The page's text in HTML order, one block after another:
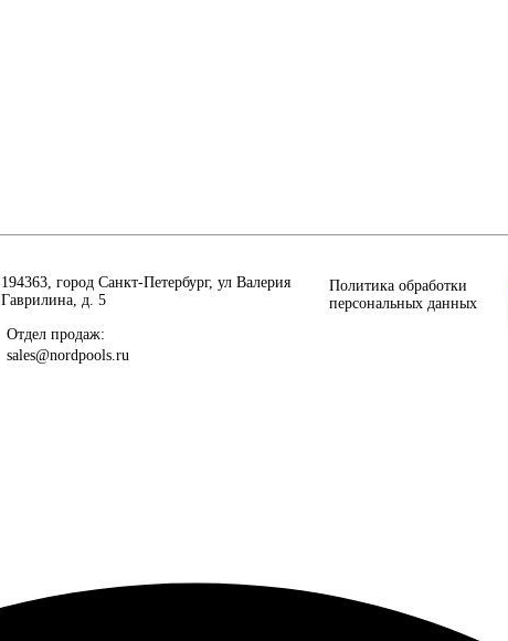
194363, город Санкт-Петербург, ул Валерия
Гаврилина, д. 5
Отдел продаж:
sales@nordpools.ru
Политика обработки
персональных данных